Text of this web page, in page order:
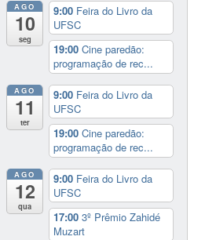
AGO
10
seg
9:00 Feira do Livro da
UFSC
19:00Cine paredão:
programação de rec...
AGO
11
ter
9:00 Feira do Livro da
UFSC
19:00Cine paredão:
programação de rec...
AGO
12
qua
9:00 Feira do Livro da
UFSC
17:003º Prêmio Zahidé
Muzart